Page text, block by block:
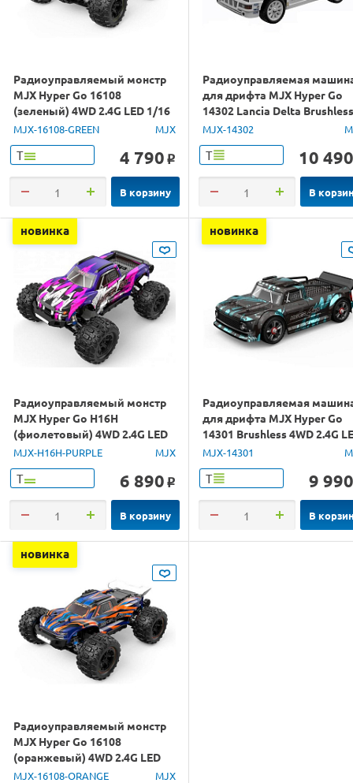
Радиоуправляемый монстр
MJX Hyper Go 16108
(зеленый) 4WD 2.4G LED 1/16
RTR
MJX-16108-GREEN MJX
Т 4 790 o
В корзину
Радиоуправляемая
для дрифта MJX Hyper Go
14302 Lancia Delta Brushless
4WD 2.4G LED 1/14 RTR
MJX-14302
Т 10 490
В
новинка
Радиоуправляемый монстр
MJX Hyper Go H16H
(фиолетовый) 4WD 2.4G LED
GPS 1/16 RTR
MJX-H16H-PURPLE MJX
Т 6 890 o
В корзину
новинка
Радиоуправляемая
для дрифта MJX Hyper Go
14301 Brushless 4WD 2.4G
1/14 RTR
MJX-14301
Т 9 990
В
новинка
Радиоуправляемый монстр
MJX Hyper Go 16108
(оранжевый) 4WD 2.4G LED
1/16 RTR
MJX-16108-ORANGE MJX